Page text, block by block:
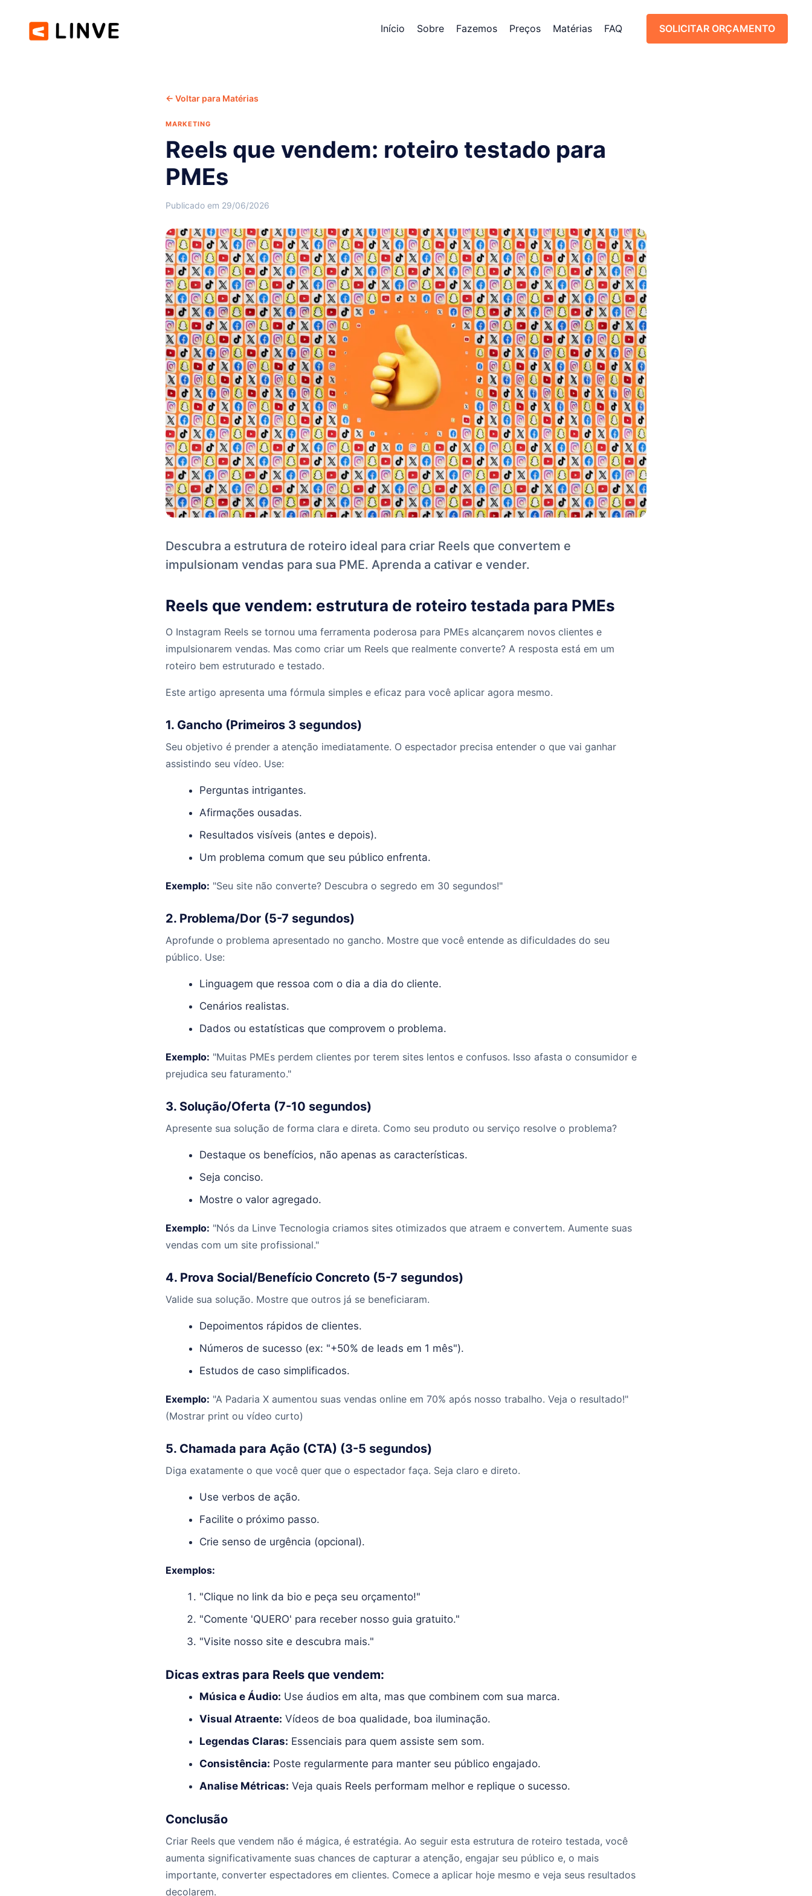
Início Sobre Fazemos Preços Matérias
FAQ
SOLICITAR ORÇAMENTO
SOLICITAR ORÇAMENTO
← Voltar para Matérias
MARKETING
Reels que vendem: roteiro testado para
PMEs
Publicado em 29/06/2026
Descubra a estrutura de roteiro ideal para criar Reels que convertem e
impulsionam vendas para sua PME. Aprenda a cativar e vender.
Reels que vendem: estrutura de roteiro testada para PMEs
O Instagram Reels se tornou uma ferramenta poderosa para PMEs alcançarem novos clientes e
impulsionarem vendas. Mas como criar um Reels que realmente converte? A resposta está em um
roteiro bem estruturado e testado.
Este artigo apresenta uma fórmula simples e eficaz para você aplicar agora mesmo.
1. Gancho (Primeiros 3 segundos)
Seu objetivo é prender a atenção imediatamente. O espectador precisa entender o que vai ganhar
assistindo seu vídeo. Use:
Perguntas intrigantes.
Afirmações ousadas.
Resultados visíveis (antes e depois).
Um problema comum que seu público enfrenta.
Exemplo: "Seu site não converte? Descubra o segredo em 30 segundos!"
2. Problema/Dor (5-7 segundos)
Aprofunde o problema apresentado no gancho. Mostre que você entende as dificuldades do seu
público. Use:
Linguagem que ressoa com o dia a dia do cliente.
Cenários realistas.
Dados ou estatísticas que comprovem o problema.
Exemplo: "Muitas PMEs perdem clientes por terem sites lentos e confusos. Isso afasta o consumidor e
prejudica seu faturamento."
3. Solução/Oferta (7-10 segundos)
Apresente sua solução de forma clara e direta. Como seu produto ou serviço resolve o problema?
Destaque os benefícios, não apenas as características.
Seja conciso.
Mostre o valor agregado.
Exemplo: "Nós da Linve Tecnologia criamos sites otimizados que atraem e convertem. Aumente suas
vendas com um site profissional."
4. Prova Social/Benefício Concreto (5-7 segundos)
Valide sua solução. Mostre que outros já se beneficiaram.
Depoimentos rápidos de clientes.
Números de sucesso (ex: "+50% de leads em 1 mês").
Estudos de caso simplificados.
Exemplo: "A Padaria X aumentou suas vendas online em 70% após nosso trabalho. Veja o resultado!"
(Mostrar print ou vídeo curto)
5. Chamada para Ação (CTA) (3-5 segundos)
Diga exatamente o que você quer que o espectador faça. Seja claro e direto.
Use verbos de ação.
Facilite o próximo passo.
Crie senso de urgência (opcional).
Exemplos:
"Clique no link da bio e peça seu orçamento!"
"Comente 'QUERO' para receber nosso guia gratuito."
"Visite nosso site e descubra mais."
Dicas extras para Reels que vendem:
Música e Áudio: Use áudios em alta, mas que combinem com sua marca.
Visual Atraente: Vídeos de boa qualidade, boa iluminação.
Legendas Claras: Essenciais para quem assiste sem som.
Consistência: Poste regularmente para manter seu público engajado.
Analise Métricas: Veja quais Reels performam melhor e replique o sucesso.
Conclusão
Criar Reels que vendem não é mágica, é estratégia. Ao seguir esta estrutura de roteiro testada, você
aumenta significativamente suas chances de capturar a atenção, engajar seu público e, o mais
importante, converter espectadores em clientes. Comece a aplicar hoje mesmo e veja seus resultados
decolarem.